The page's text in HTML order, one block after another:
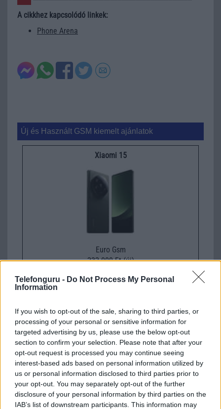
Telefonguru - Do Not Process My Personal
Information
If you wish to opt-out of the sale, sharing to third parties, or
processing of your personal or sensitive information for
targeted advertising by us, please use the below opt-out
section to confirm your selection. Please note that after your
opt-out request is processed you may continue seeing
interest-based ads based on personal information utilized by
us or personal information disclosed to third parties prior to
your opt-out. You may separately opt-out of the further
disclosure of your personal information by third parties on the
IAB’s list of downstream participants. This information may
A cikkhez kapcsolódó linkek:
Phone Arena
Új és Használt GSM kiemelt ajánlatok
Xiaomi 15
Euro Gsm
232.000 Ft (új)
Xiaomi 15T Pro
Euro Gsm
224.000 Ft (új)